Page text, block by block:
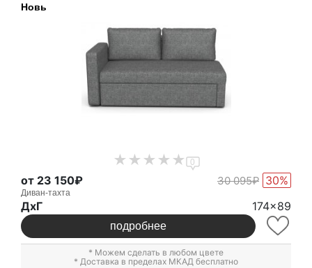
Новь
0
от 23 150₽ 30 095₽ 30%
Диван-тахта
ДxГ 174x89
подробнее
* Можем сделать в любом цвете
* Доставка в пределах МКАД бесплатно